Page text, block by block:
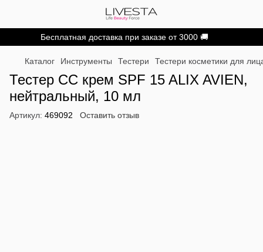
Бесплатная доставка при заказе от 3000 🚚
Каталог Инструменты Тестери Тестери косметики для
Тестер СС крем SPF 15 ALIX AVIEN,
нейтральный, 10 мл
Артикул: 469092 Оставить отзыв